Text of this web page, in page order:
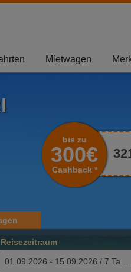
Mietwagen
bis zu
300€
Cashback *
Reisezeitraum
01.09.2026 - 15.09.2026 / 7 Tage